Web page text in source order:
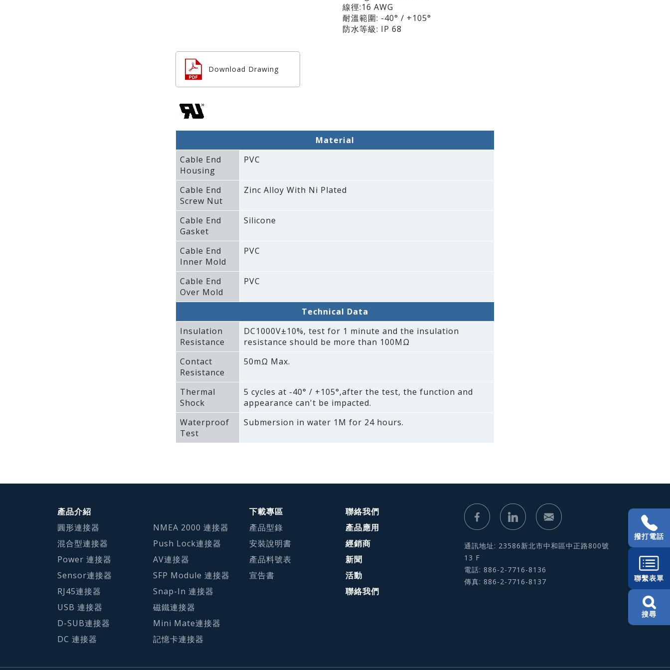
線徑:16 AWG
耐溫範圍: -40° / +105°
防水等級: IP 68
Download Drawing
Material
Cable End
Housing
PVC
Cable End
Screw Nut
Zinc Alloy With Ni Plated
Cable End
Gasket
Silicone
Cable End
Inner Mold
PVC
Cable End
Over Mold
PVC
Technical Data
Insulation
Resistance
DC1000V±10%‚ test for 1 minute and the insulation
resistance should be more than 100MΩ
Contact
Resistance
50mΩ Max.
Thermal
Shock
5 cycles at -40° / +105°‚after the test‚ the function and
appearance can't be impacted.
Waterproof
Test
Submersion in water 1M for 24 hours.
產品介紹
圓形連接器
混合型連接器
Power 連接器
Sensor連接器
RJ45連接器
USB 連接器
D-SUB連接器
DC 連接器
NMEA 2000 連接器
Push Lock連接器
AV連接器
SFP Module 連接器
Snap-In 連接器
磁鐵連接器
Mini Mate連接器
記憶卡連接器
下載專區
產品型錄
安裝說明書
產品料號表
宣告書
聯絡我們
產品應用
經銷商
新聞
活動
聯絡我們
通訊地址: 23586新北市中和區中正路800號
13 F
電話: 886-2-7716-8136
傳真: 886-2-7716-8137
撥打電話
聯繫表單
搜尋